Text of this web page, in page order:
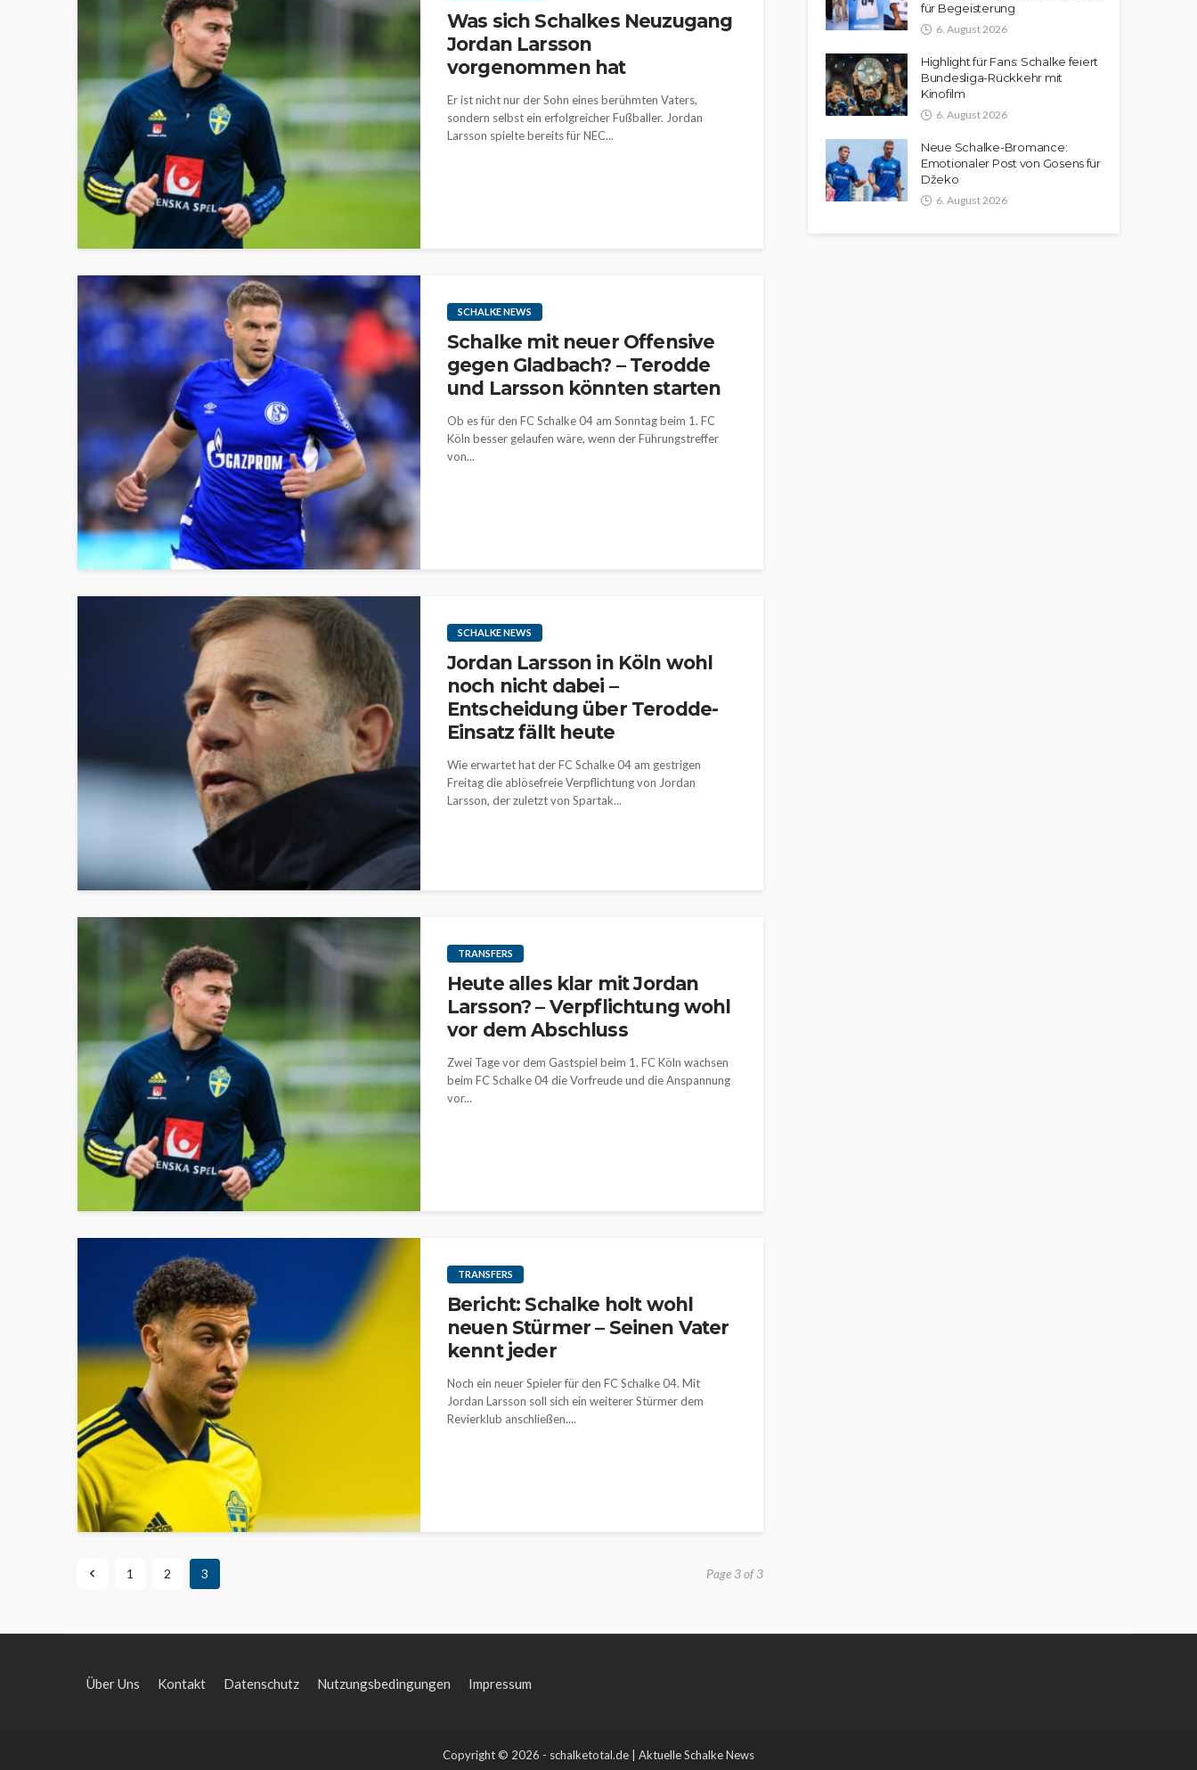
Was sich Schalkes Neuzugang
Jordan Larsson
vorgenommen hat
Er ist nicht nur der Sohn eines berühmten Vaters,
sondern selbst ein erfolgreicher Fußballer. Jordan
Larsson spielte bereits für NEC...
SCHALKE NEWS
Schalke mit neuer Offensive
gegen Gladbach? – Terodde
und Larsson könnten starten
Ob es für den FC Schalke 04 am Sonntag beim 1. FC
Köln besser gelaufen wäre, wenn der Führungstreffer
von...
SCHALKE NEWS
Jordan Larsson in Köln wohl
noch nicht dabei –
Entscheidung über Terodde-
Einsatz fällt heute
Wie erwartet hat der FC Schalke 04 am gestrigen
Freitag die ablösefreie Verpflichtung von Jordan
Larsson, der zuletzt von Spartak...
TRANSFERS
Heute alles klar mit Jordan
Larsson? – Verpflichtung wohl
vor dem Abschluss
Zwei Tage vor dem Gastspiel beim 1. FC Köln wachsen
beim FC Schalke 04 die Vorfreude und die Anspannung
vor...
TRANSFERS
Bericht: Schalke holt wohl
neuen Stürmer – Seinen Vater
kennt jeder
Noch ein neuer Spieler für den FC Schalke 04. Mit
Jordan Larsson soll sich ein weiterer Stürmer dem
Revierklub anschließen....
1 2 3 Page 3 of 3
für Begeisterung
6. August 2026
Highlight für Fans: Schalke feiert
Bundesliga-Rückkehr mit
Kinofilm
6. August 2026
Neue Schalke-Bromance:
Emotionaler Post von Gosens für
Džeko
6. August 2026
Über Uns Kontakt Datenschutz Nutzungsbedingungen Impressum
Copyright © 2026 - schalketotal.de | Aktuelle Schalke News